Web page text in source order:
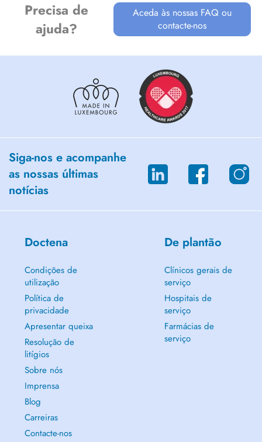
Precisa de
ajuda?
Aceda às nossas FAQ ou
contacte-nos
Siga-nos e acompanhe
as nossas últimas
notícias
Doctena
Condições de
utilização
Política de
privacidade
Apresentar queixa
Resolução de
litígios
Sobre nós
Imprensa
Blog
Carreiras
Contacte-nos
De plantão
Clínicos gerais de
serviço
Hospitais de
serviço
Farmácias de
serviço